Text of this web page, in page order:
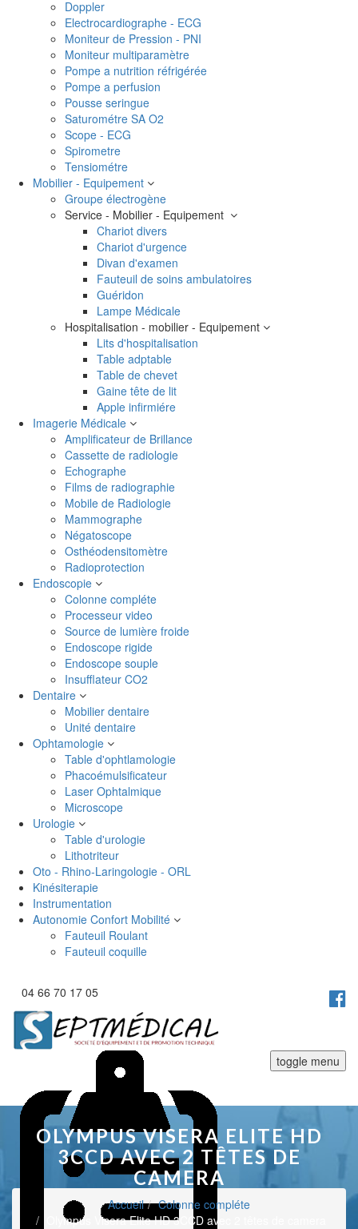
Doppler
Electrocardiographe - ECG
Moniteur de Pression - PNI
Moniteur multiparamètre
Pompe a nutrition réfrigérée
Pompe a perfusion
Pousse seringue
Saturométre SA O2
Scope - ECG
Spirometre
Tensiométre
Mobilier - Equipement
Groupe électrogène
Service - Mobilier - Equipement
Chariot divers
Chariot d'urgence
Divan d'examen
Fauteuil de soins ambulatoires
Guéridon
Lampe Médicale
Hospitalisation - mobilier - Equipement
Lits d'hospitalisation
Table adptable
Table de chevet
Gaine tête de lit
Apple infirmiére
Imagerie Médicale
Amplificateur de Brillance
Cassette de radiologie
Echographe
Films de radiographie
Mobile de Radiologie
Mammographe
Négatoscope
Osthéodensitomètre
Radioprotection
Endoscopie
Colonne compléte
Processeur video
Source de lumière froide
Endoscope rigide
Endoscope souple
Insufflateur CO2
Dentaire
Mobilier dentaire
Unité dentaire
Ophtamologie
Table d'ophtlamologie
Phacoémulsificateur
Laser Ophtalmique
Microscope
Urologie
Table d'urologie
Lithotriteur
Oto - Rhino-Laringologie - ORL
Kinésiterapie
Instrumentation
Autonomie Confort Mobilité
Fauteuil Roulant
Fauteuil coquille
04 66 70 17 05
toggle menu
OLYMPUS VISERA ELITE HD
3CCD AVEC 2 TÊTES DE
CAMERA
Accueil
Colonne compléte
Olympus Visera Elite HD 3CCD avec 2 têtes de camera